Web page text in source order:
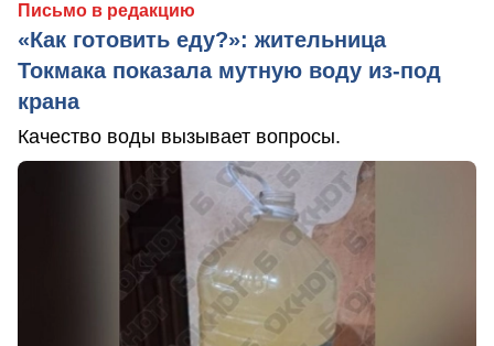
Письмо в редакцию
«Как готовить еду?»: жительница
Токмака показала мутную воду из-под
крана
Качество воды вызывает вопросы.